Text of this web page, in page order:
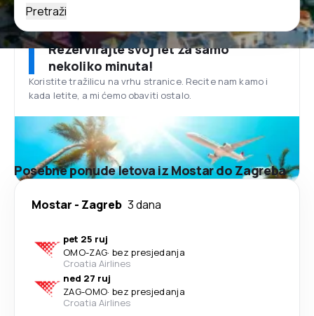
Pretraži
Rezervirajte svoj let za samo
nekoliko minuta!
Koristite tražilicu na vrhu stranice. Recite nam kamo i
kada letite, a mi ćemo obaviti ostalo.
Posebne ponude letova iz Mostar do Zagreba
Mostar - Zagreb 3 dana
pet 25 ruj
OMO-ZAG· bez presjedanja
Croatia Airlines
ned 27 ruj
ZAG-OMO· bez presjedanja
Croatia Airlines